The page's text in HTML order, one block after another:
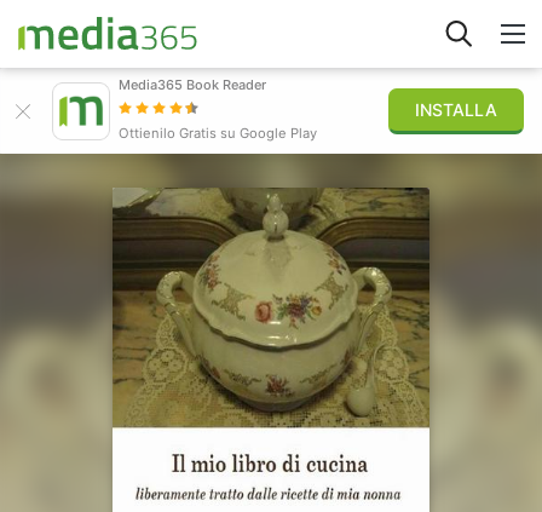
Accedi
Pubblica
Media365 Book Reader
Ottienilo Gratis su Google Play
INSTALLA